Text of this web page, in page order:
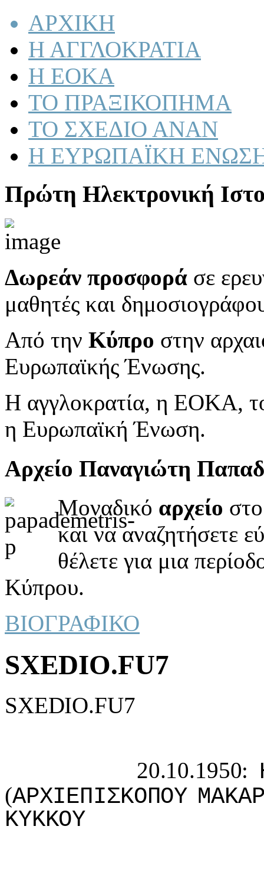
ΑΡΧΙΚΗ
Η ΑΓΓΛΟΚΡΑΤΙΑ
Η ΕΟΚΑ
ΤΟ ΠΡΑΞΙΚΟΠΗΜΑ
ΤΟ ΣΧΕΔΙΟ ΑΝΑΝ
Η ΕΥΡΩΠΑΪΚΗ
Πρώτη Ηλεκτρονική
Δωρεάν προσφορά σε
μαθητές και
Από την Κύπρο στην
Ευρωπαϊκής Ένωσης.
Η αγγλοκρατία, η ΕΟΚΑ,
η Ευρωπαϊκή Ένωση.
Αρχείο Παναγιώτη
Μοναδικό αρχείο
και να αναζητήσετε
θέλετε για μια
Κύπρου.
ΒΙΟΓΡΑΦΙΚΟ
SXEDIO.FU7
SXEDIO.FU7
20.10.1950:
(ΑΡΧIΕΠIΣΚΟΠΟΥ
ΚΥΚΚΟΥ